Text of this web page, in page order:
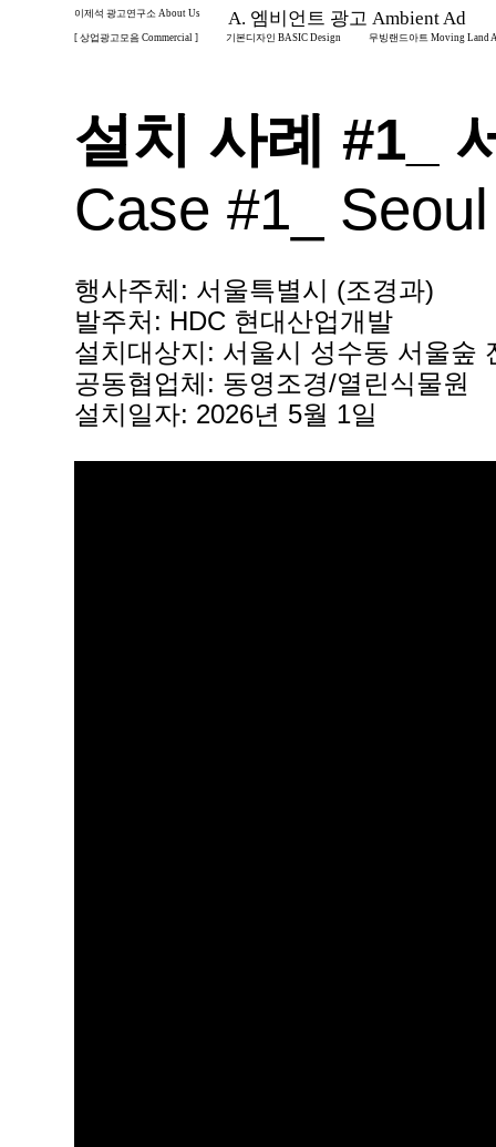
이제석 광고연구소 About Us A. 엠비언트 광고 Ambient Ad
[ 상업광고모음 Commercial ] 기본디자인 BASIC Design 무빙랜드아트 Moving Land
설치 사례 #1_
Case #1_
행사주체: 서울특별시 (조경과)
발주처: HDC 현대산업개발
설치대상지: 서울시 성수동 서울숲
공동협업체: 동영조경/열린식물원
설치일자: 2026년 5월 1일